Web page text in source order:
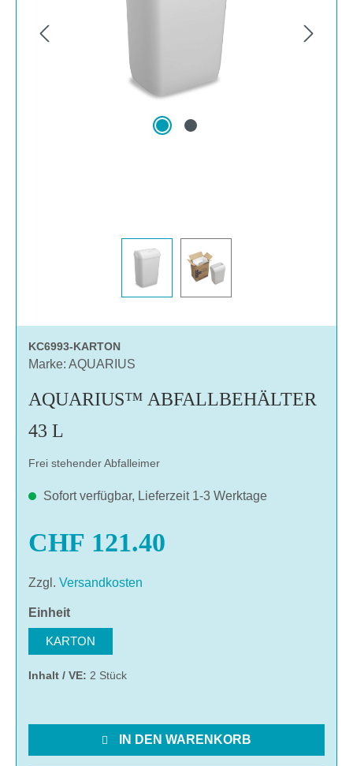
KC6993-KARTON
Marke: AQUARIUS
AQUARIUS™ ABFALLBEHÄLTER
43 L
Frei stehender Abfalleimer
Sofort verfügbar, Lieferzeit 1-3 Werktage
CHF 121.40
Zzgl. Versandkosten
Einheitauswählen
KARTON
Inhalt / VE: 2 Stück
IN DEN WARENKORB